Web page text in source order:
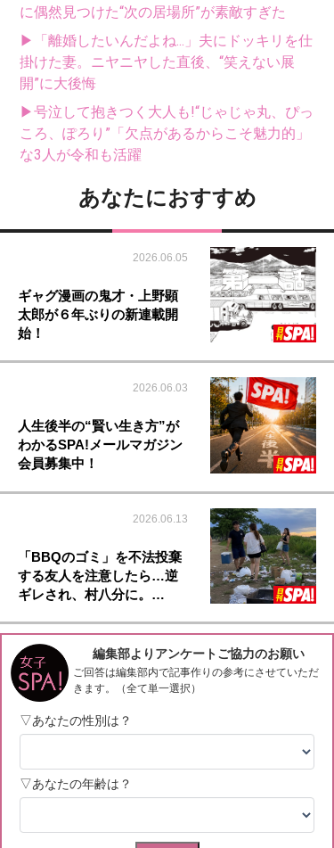
に偶然見つけた“次の居場所”が素敵すぎた
▶「離婚したいんだよね...」夫にドッキリを仕
掛けた妻。ニヤニヤした直後、“笑えない展
開”に大後悔
▶号泣して抱きつく大人も!“じゃじゃ丸、ぴっ
ころ、ぽろり”「欠点があるからこそ魅力的」
な3人が令和も活躍
あなたにおすすめ
2026.06.05
ギャグ漫画の鬼才・上野顕
太郎が６年ぶりの新連載開
始！
2026.06.03
人生後半の“賢い生き方”が
わかるSPA!メールマガジン
会員募集中！
2026.06.13
「BBQのゴミ」を不法投棄
する友人を注意したら…逆
ギレされ、村八分に。…